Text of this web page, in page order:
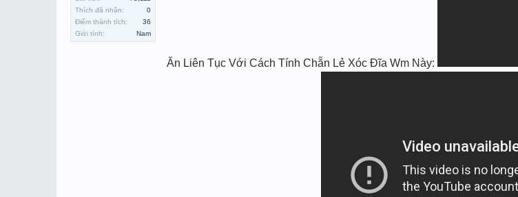
Thích đã nhận:
0
Điểm thành tích:
36
Giới tính:
Nam
Ăn Liên Tục Với Cách Tính Chẵn Lẻ Xóc Đĩa Wm Này: